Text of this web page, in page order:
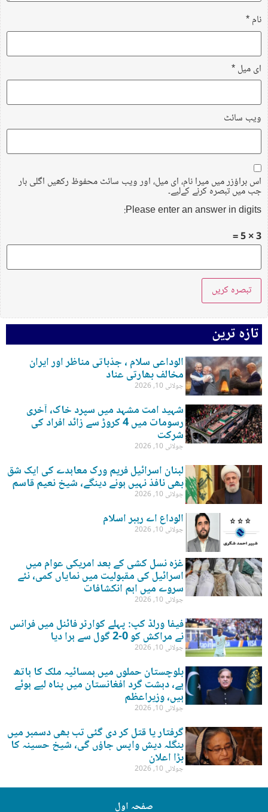
نام*
ای میل*
ویب‌ سائٹ
اس براؤزر میں میرا نام، ای میل، اور ویب سائٹ محفوظ رکھیں اگلی بار
جب میں تبصرہ کرنے کےلیے۔
Please enter an answer in digits:
3 × 5 =
تازہ ترین
الوداعی سلام ، جذباتی مناظر اور ایران
مخالف بھارتی عناد
جولائی 10, 2026
شہید امت مشہد میں سپرد خاک، آخری
رسومات میں 4 کروڑ سے زائد افراد کی
شرکت
جولائی 10, 2026
لبنان اسرائیل فریم ورک معاہدے کی ایک شق
بھی نافذ نہیں ہونے دینگے، شیخ نعیم قاسم
جولائی 10, 2026
الوداع اے رہبر اسلام
جولائی 10, 2026
غزہ نسل کشی کے بعد امریکی عوام میں
اسرائیل کی مقبولیت میں نمایاں کمی، نئے
سروے میں اہم انکشافات
جولائی 10, 2026
فیفا ورلڈ کپ: پہلے کوارٹر فائنل میں فرانس
نے مراکش کو 0-2 گول سے ہرا دیا
جولائی 10, 2026
بلوچستان حملوں میں ہمسائیہ ملک کا ہاتھ
ہے، دہشت گرد افغانستان میں پناہ لیے ہوئے
ہیں، وزیراعظم
جولائی 10, 2026
گرفتار یا قتل کر دی گئی تب بھی دسمبر میں
بنگلہ دیش واپس جاؤں گی، شیخ حسینہ کا
بڑا اعلان
جولائی 10, 2026
صفحہ اول